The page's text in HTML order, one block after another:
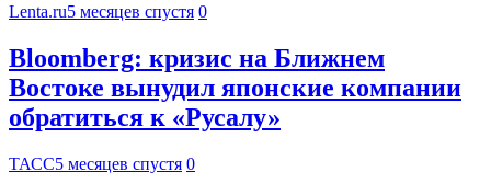
Lenta.ru5 месяцев спустя 0
Bloomberg: кризис на Ближнем
Востоке вынудил японские компании
обратиться к «Русалу»
ТАСС5 месяцев спустя 0